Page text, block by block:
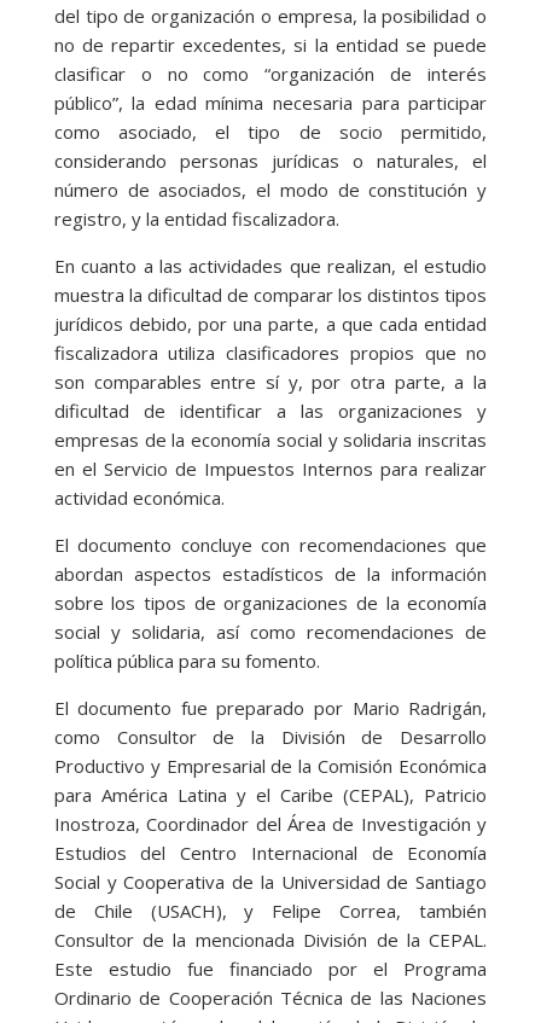
del tipo de organización o empresa, la posibilidad o
no de repartir excedentes, si la entidad se puede
clasificar o no como “organización de interés
público”, la edad mínima necesaria para participar
como asociado, el tipo de socio permitido,
considerando personas jurídicas o naturales, el
número de asociados, el modo de constitución y
registro, y la entidad fiscalizadora.
En cuanto a las actividades que realizan, el estudio
muestra la dificultad de comparar los distintos tipos
jurídicos debido, por una parte, a que cada entidad
fiscalizadora utiliza clasificadores propios que no
son comparables entre sí y, por otra parte, a la
dificultad de identificar a las organizaciones y
empresas de la economía social y solidaria inscritas
en el Servicio de Impuestos Internos para realizar
actividad económica.
El documento concluye con recomendaciones que
abordan aspectos estadísticos de la información
sobre los tipos de organizaciones de la economía
social y solidaria, así como recomendaciones de
política pública para su fomento.
El documento fue preparado por Mario Radrigán,
como Consultor de la División de Desarrollo
Productivo y Empresarial de la Comisión Económica
para América Latina y el Caribe (CEPAL), Patricio
Inostroza, Coordinador del Área de Investigación y
Estudios del Centro Internacional de Economía
Social y Cooperativa de la Universidad de Santiago
de Chile (USACH), y Felipe Correa, también
Consultor de la mencionada División de la CEPAL.
Este estudio fue financiado por el Programa
Ordinario de Cooperación Técnica de las Naciones